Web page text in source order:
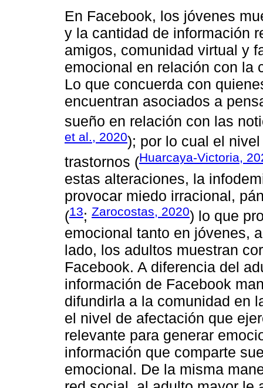
En Facebook, los jóvenes
y la cantidad de información
amigos, comunidad virtual y
emocional en relación con la
Lo que concuerda con
encuentran asociados a
sueño en relación con las
et al., 2020); por lo cual el
trastornos (Huarcaya-Victoria,
estas alteraciones, la
provocar miedo irracional,
(13; Zarocostas, 2020) lo que
emocional tanto en jóvenes,
lado, los adultos muestran
Facebook. A diferencia del
información de Facebook
difundirla a la comunidad en
el nivel de afectación que
relevante para generar
información que comparte
emocional. De la misma